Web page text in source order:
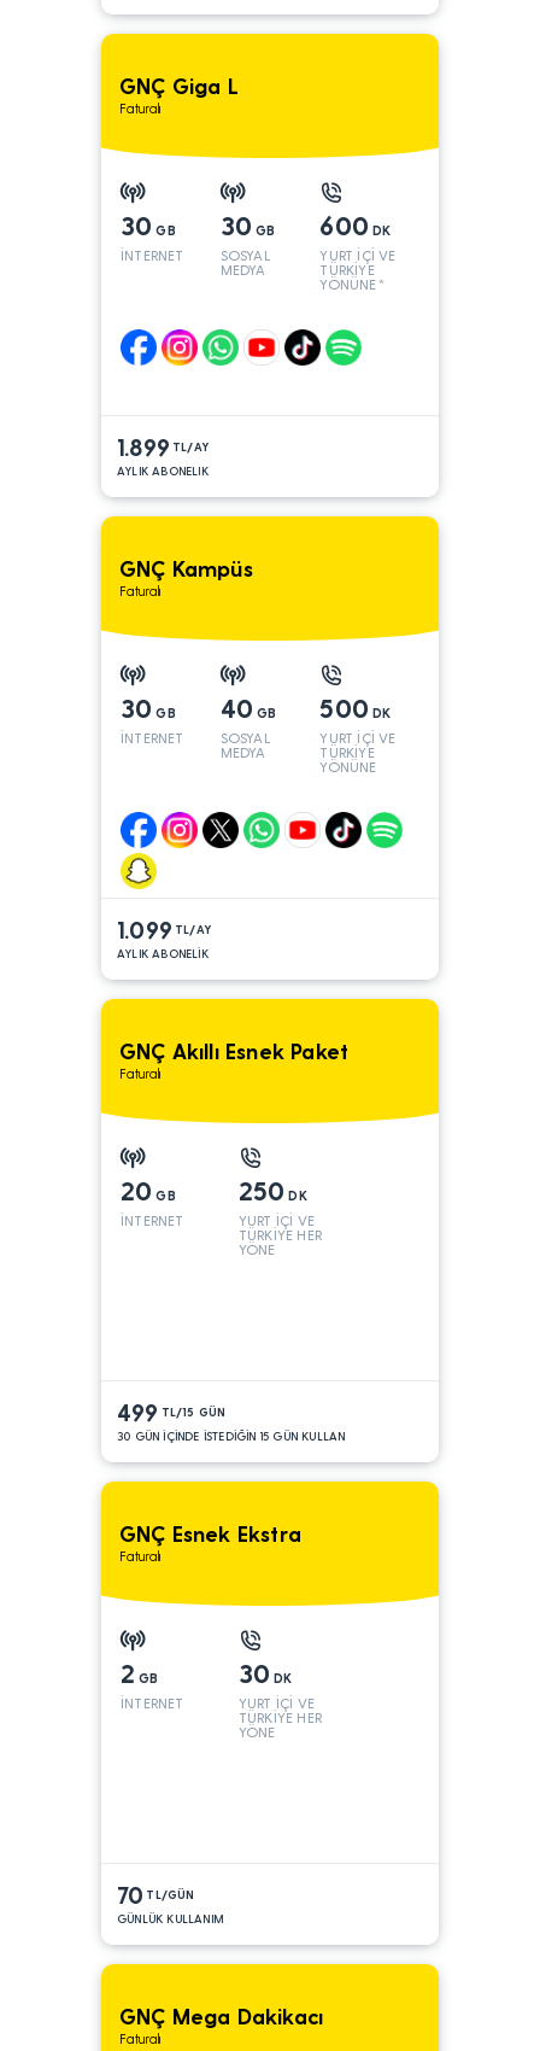
GNÇ Giga L
Faturalı
30 GB
İNTERNET
30 GB
SOSYAL
MEDYA
600 DK
YURT İÇİ VE
TÜRKİYE
YÖNÜNE*
1.899 TL/AY
AYLIK ABONELIK
GNÇ Kampüs
Faturalı
30 GB
İNTERNET
40 GB
SOSYAL
MEDYA
500 DK
YURT İÇİ VE
TÜRKİYE
YÖNÜNE
1.099 TL/AY
AYLIK ABONELİK
GNÇ Akıllı Esnek Paket
Faturalı
20 GB
İNTERNET
250 DK
YURT İÇİ VE
TÜRKİYE HER
YÖNE
499 TL/15 GÜN
30 GÜN İÇİNDE İSTEDİĞİN 15 GÜN KULLAN
GNÇ Esnek Ekstra
Faturalı
2 GB
İNTERNET
30 DK
YURT İÇİ VE
TÜRKİYE HER
YÖNE
70 TL/GÜN
GÜNLÜK KULLANIM
GNÇ Mega Dakikacı
Faturalı